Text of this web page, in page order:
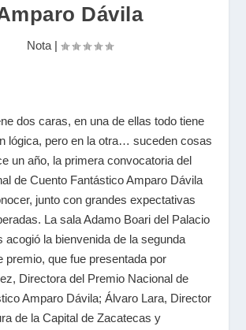
Dávila
Nota|
dos caras, en una de ellas todo tiene
lógica, pero en la otra… suceden cosas
un año, la primera convocatoria del
de Cuento Fantástico Amparo Dávila
junto con grandes expectativas
La sala Adamo Boari del Palacio
acogió la bienvenida de la segunda
premio, que fue presentada por
Directora del Premio Nacional de
Amparo Dávila; Álvaro Lara, Director
de la Capital de Zacatecas y